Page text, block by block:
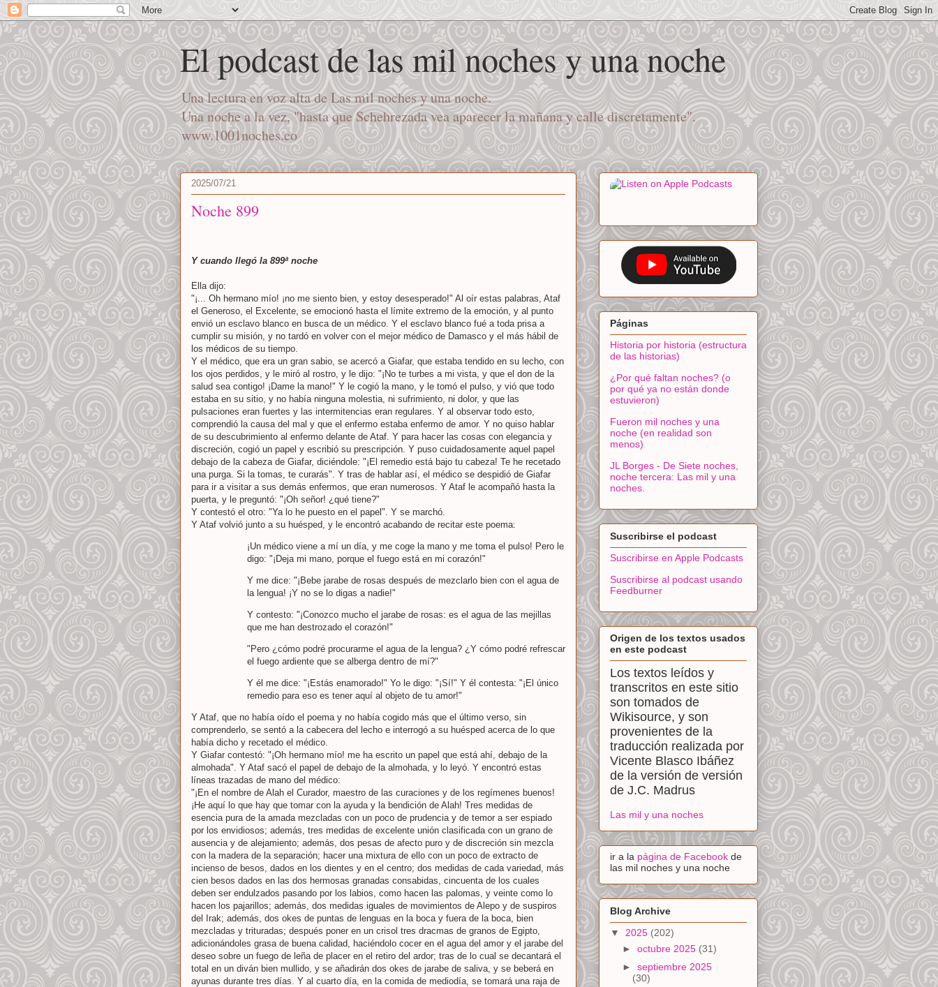
El podcast de las mil noches y una noche
Una lectura en voz alta de Las mil noches y una noche.
Una noche a la vez, "hasta que Schehrezada vea aparecer la mañana y calle discretamente".
www.1001noches.co
2025/07/21
Noche 899
Y cuando llegó la 899ª noche
Ella dijo:
"¡... Oh hermano mío! ¡no me siento bien, y estoy desesperado!" Al oír estas palabras, Ataf
el Generoso, el Excelente, se emocionó hasta el límite extremo de la emoción, y al punto
envió un esclavo blanco en busca de un médico. Y el esclavo blanco fué a toda prisa a
cumplir su misión, y no tardó en volver con el mejor médico de Damasco y el más hábil de
los médicos de su tiempo.
Y el médico, que era un gran sabio, se acercó a Giafar, que estaba tendido en su lecho, con
los ojos perdidos, y le miró al rostro, y le dijo: "¡No te turbes a mi vista, y que el don de la
salud sea contigo! ¡Dame la mano!" Y le cogió la mano, y le tomó el pulso, y vió que todo
estaba en su sitio, y no había ninguna molestia, ni sufrimiento, ni dolor, y que las
pulsaciones eran fuertes y las intermitencias eran regulares. Y al observar todo esto,
comprendió la causa del mal y que el enfermo estaba enfermo de amor. Y no quiso hablar
de su descubrimiento al enfermo delante de Ataf. Y para hacer las cosas con elegancia y
discreción, cogió un papel y escribió su prescripción. Y puso cuidadosamente aquel papel
debajo de la cabeza de Giafar, diciéndole: "¡El remedio está bajo tu cabeza! Te he recetado
una purga. Si la tomas, te curarás". Y tras de hablar así, el médico se despidió de Giafar
para ir a visitar a sus demás enfermos, que eran numerosos. Y Ataf le acompañó hasta la
puerta, y le preguntó: "¡Oh señor! ¿qué tiene?"
Y contestó el otro: "Ya lo he puesto en el papel". Y se marchó.
Y Ataf volvió junto a su huésped, y le encontró acabando de recitar este poema:
¡Un médico viene a mí un día, y me coge la mano y me toma el pulso! Pero le
digo: "¡Deja mi mano, porque el fuego está en mi corazón!"
Y me dice: "¡Bebe jarabe de rosas después de mezclarlo bien con el agua de
la lengua! ¡Y no se lo digas a nadie!"
Y contesto: "¡Conozco mucho el jarabe de rosas: es el agua de las mejillas
que me han destrozado el corazón!"
"Pero ¿cómo podré procurarme el agua de la lengua? ¿Y cómo podré refrescar
el fuego ardiente que se alberga dentro de mí?"
Y él me dice: "¡Estás enamorado!" Yo le digo: "¡Sí!" Y él contesta: "¡El único
remedio para eso es tener aquí al objeto de tu amor!"
Y Ataf, que no había oído el poema y no había cogido más que el último verso, sin
comprenderlo, se sentó a la cabecera del lecho e interrogó a su huésped acerca de lo que
había dicho y recetado el médico.
Y Giafar contestó: "¡Oh hermano mío! me ha escrito un papel que está ahí, debajo de la
almohada". Y Ataf sacó el papel de debajo de la almohada, y lo leyó. Y encontró estas
líneas trazadas de mano del médico:
"¡En el nombre de Alah el Curador, maestro de las curaciones y de los regímenes buenos!
¡He aquí lo que hay que tomar con la ayuda y la bendición de Alah! Tres medidas de
esencia pura de la amada mezcladas con un poco de prudencia y de temor a ser espiado
por los envidiosos; además, tres medidas de excelente unión clasificada con un grano de
ausencia y de alejamiento; además, dos pesas de afecto puro y de discreción sin mezcla
con la madera de la separación; hacer una mixtura de ello con un poco de extracto de
incienso de besos, dados en los dientes y en el centro; dos medidas de cada variedad, más
cien besos dados en las dos hermosas granadas consabidas, cincuenta de los cuales
deben ser endulzados pasando por los labios, como hacen las palomas, y veinte como lo
hacen los pajarillos; además, dos medidas iguales de movimientos de Alepo y de suspiros
del Irak; además, dos okes de puntas de lenguas en la boca y fuera de la boca, bien
mezcladas y trituradas; después poner en un crisol tres dracmas de granos de Egipto,
adicionándoles grasa de buena calidad, haciéndolo cocer en el agua del amor y el jarabe del
deseo sobre un fuego de leña de placer en el retiro del ardor; tras de lo cual se decantará el
total en un diván bien mullido, y se añadirán dos okes de jarabe de saliva, y se beberá en
ayunas durante tres días. Y al cuarto día, en la comida de mediodía, se tomará una raja de
Páginas
Historia por historia (estructura
de las historias)
¿Por qué faltan noches? (o
por qué ya no están donde
estuvieron)
Fueron mil noches y una
noche (en realidad son
menos)
JL Borges - De Siete noches,
noche tercera: Las mil y una
noches.
Suscribirse el podcast
Suscribirse en Apple Podcasts
Suscribirse al podcast usando
Feedburner
Origen de los textos usados
en este podcast
Los textos leídos y
transcritos en este sitio
son tomados de
Wikisource, y son
provenientes de la
traducción realizada por
Vicente Blasco Ibáñez
de la versión de versión
de J.C. Madrus
Las mil y una noches
ir a la página de Facebook de
las mil noches y una noche
Blog Archive
▼ 2025 (202)
► octubre 2025 (31)
► septiembre 2025
(30)